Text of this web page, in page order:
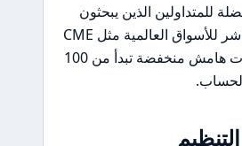
للمتداولين الذين يبحثون
عن الوصول المباشر للأسواق العالمية مثل CME
وEUREX بمتطلبات هامش منخفضة تبدأ من 100